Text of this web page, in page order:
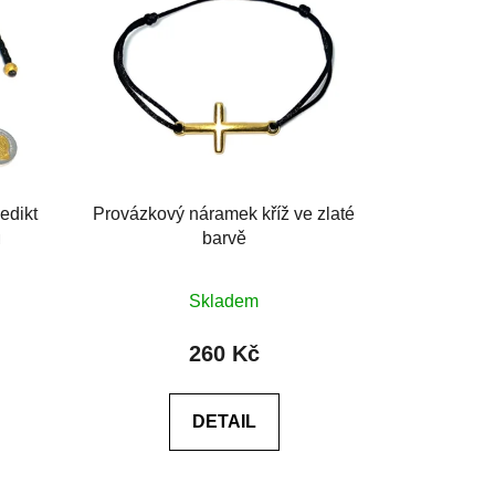
Provázkový náramek kříž ve zlaté
barvě
hodnocení
produktu
z
Skladem
260 Kč
DETAIL